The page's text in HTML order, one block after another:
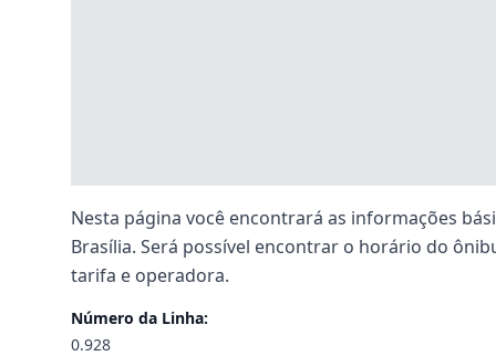
Nesta página você encontrará as informações
Brasília. Será possível encontrar o horário do
tarifa e operadora.
Número da Linha:
0.928